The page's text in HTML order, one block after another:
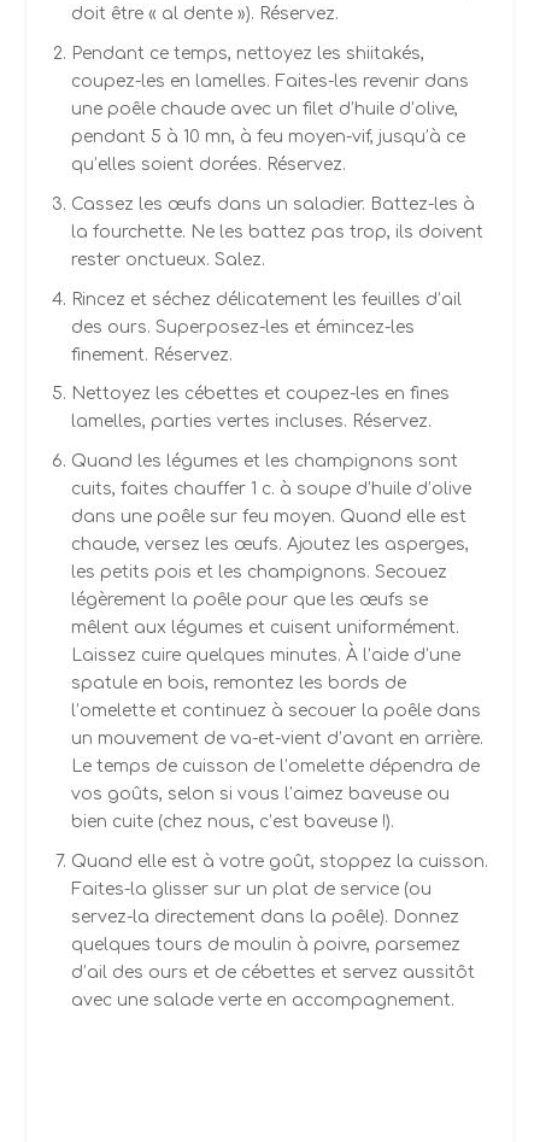
doit être « al dente »). Réservez.
Pendant ce temps, nettoyez les shiitakés,
coupez-les en lamelles. Faites-les revenir dans
une poêle chaude avec un filet d’huile d’olive,
pendant 5 à 10 mn, à feu moyen-vif, jusqu’à ce
qu’elles soient dorées. Réservez.
Cassez les œufs dans un saladier. Battez-les à
la fourchette. Ne les battez pas trop, ils doivent
rester onctueux. Salez.
Rincez et séchez délicatement les feuilles d’ail
des ours. Superposez-les et émincez-les
finement. Réservez.
Nettoyez les cébettes et coupez-les en fines
lamelles, parties vertes incluses. Réservez.
Quand les légumes et les champignons sont
cuits, faites chauffer 1 c. à soupe d’huile d’olive
dans une poêle sur feu moyen. Quand elle est
chaude, versez les œufs. Ajoutez les asperges,
les petits pois et les champignons. Secouez
légèrement la poêle pour que les œufs se
mêlent aux légumes et cuisent uniformément.
Laissez cuire quelques minutes. À l’aide d’une
spatule en bois, remontez les bords de
l’omelette et continuez à secouer la poêle dans
un mouvement de va-et-vient d’avant en arrière.
Le temps de cuisson de l’omelette dépendra de
vos goûts, selon si vous l’aimez baveuse ou
bien cuite (chez nous, c’est baveuse !).
Quand elle est à votre goût, stoppez la cuisson.
Faites-la glisser sur un plat de service (ou
servez-la directement dans la poêle). Donnez
quelques tours de moulin à poivre, parsemez
d’ail des ours et de cébettes et servez aussitôt
avec une salade verte en accompagnement.